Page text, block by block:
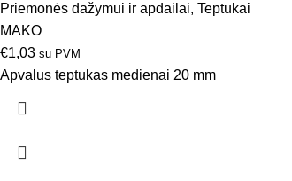
Priemonės dažymui ir apdailai, Teptukai
MAKO
€1,03 su PVM
Apvalus teptukas medienai 20 mm